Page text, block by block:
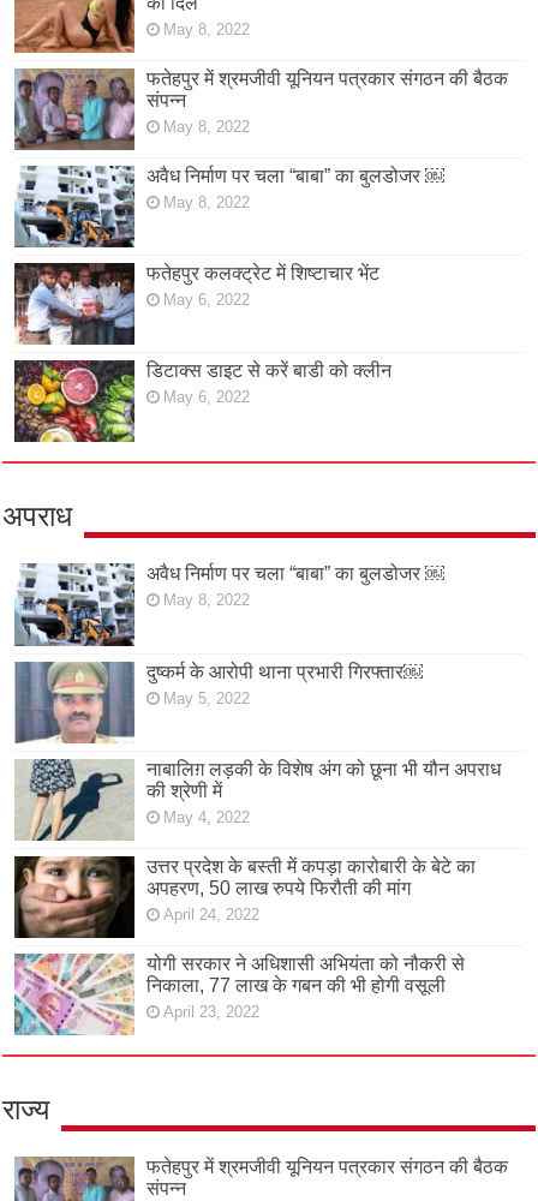
May 8, 2022
फतेहपुर में श्रमजीवी यूनियन पत्रकार संगठन की बैठक
संपन्न
May 8, 2022
अवैध निर्माण पर चला “बाबा” का बुलडोजर ￼
May 8, 2022
फतेहपुर कलक्ट्रेट में शिष्टाचार भेंट
May 6, 2022
डिटाक्स डाइट से करें बाडी को क्लीन
May 6, 2022
अपराध
अवैध निर्माण पर चला “बाबा” का बुलडोजर ￼
May 8, 2022
दुष्कर्म के आरोपी थाना प्रभारी गिरफ्तार￼
May 5, 2022
नाबालिग़ लड़की के विशेष अंग को छूना भी यौन अपराध
की श्रेणी में
May 4, 2022
उत्तर प्रदेश के बस्ती में कपड़ा कारोबारी के बेटे का
अपहरण, 50 लाख रुपये फिरौती की मांग
April 24, 2022
योगी सरकार ने अधिशासी अभियंता को नौकरी से
निकाला, 77 लाख के गबन की भी होगी वसूली
April 23, 2022
राज्य
फतेहपुर में श्रमजीवी यूनियन पत्रकार संगठन की बैठक
संपन्न